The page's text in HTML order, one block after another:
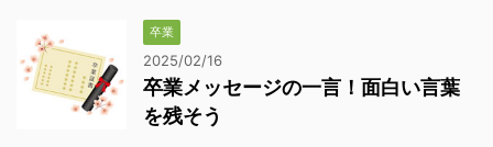
卒業
2025/02/16
卒業メッセージの一言！面白い言葉
を残そう